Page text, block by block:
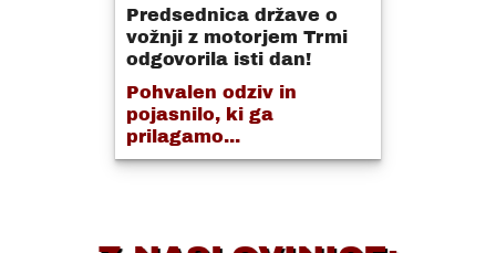
Predsednica države o
vožnji z motorjem Trmi
odgovorila isti dan!
Pohvalen odziv in
pojasnilo, ki ga
prilagamo...